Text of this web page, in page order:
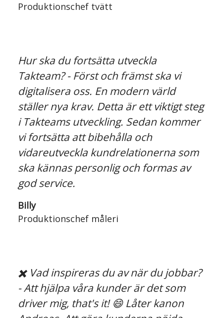
Produktionschef tvätt
Hur ska du fortsätta utveckla
Takteam? - Först och främst ska vi
digitalisera oss. En modern värld
ställer nya krav. Detta är ett viktigt steg
i Takteams utveckling. Sedan kommer
vi fortsätta att bibehålla och
vidareutveckla kundrelationerna som
ska kännas personlig och formas av
god service.
Billy
Produktionschef måleri
✖️ Vad inspireras du av när du jobbar?
- Att hjälpa våra kunder är det som
driver mig, that's it! 😄 Låter kanon